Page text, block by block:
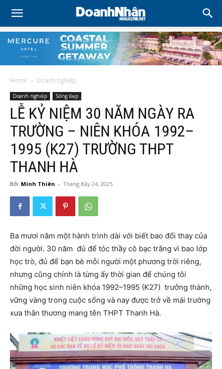
Home Doanh nghiệp
Doanh nghiệp Sống Đẹp
LỄ KỶ NIỆM 30 NĂM NGÀY RA
TRƯỜNG – NIÊN KHÓA 1992–
1995 (K27) TRƯỜNG THPT
THANH HÀ
Bởi Minh Thiên - Tháng Bảy 24, 2025
Ba mươi năm một hành trình dài với biết bao đổi thay của
đời người. 30 năm đủ để tóc thầy cô bạc trắng vì bao lớp
học trò, đủ để bạn bè mỗi người một phương trời riêng,
nhưng cũng chính là từng ấy thời gian để chúng tôi
những học sinh niên khóa 1992–1995 (K27) trưởng thành,
vững vàng trong cuộc sống và nay được trở về mái trường
xưa thân thương mang tên THPT Thanh Hà.